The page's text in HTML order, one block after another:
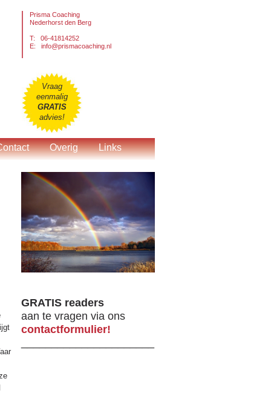
Prisma Coaching
Nederhorst den Berg
T: 06-41814252
E: info@prismacoaching.nl
Vraag
eenmalig
GRATIS
advies!
Overig Links
GRATIS readers
aan te vragen via ons
contactformulier!